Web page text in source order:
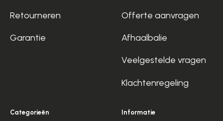
Retourneren
Garantie
Offerte aanvragen
Afhaalbalie
Veelgestelde vragen
Klachtenregeling
Categorieën Informatie